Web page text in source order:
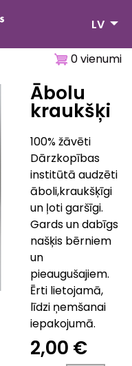
LV
0 vienumi
Ābolu
kraukšķi
100% žāvēti
Dārzkopības
institūtā audzēti
āboli,kraukšķīgi
un ļoti garšīgi.
Gards un dabīgs
našķis bērniem
un
pieaugušajiem.
Ērti lietojamā,
līdzi ņemšanai
iepakojumā.
2,00 €